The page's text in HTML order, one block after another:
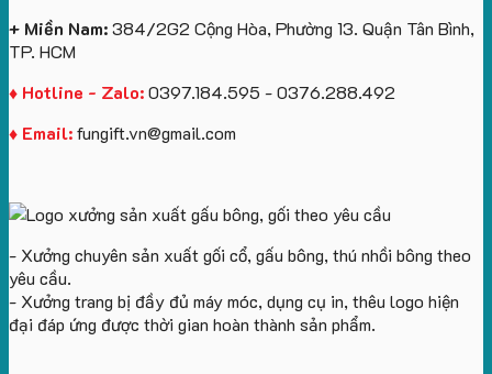
cầu
+ Miền Nam:384/2G2 Cộng Hòa, Phường 13. Quận Tân Bình,
TP. HCM
♦ Hotline - Zalo:0397.184.595 - 0376.288.492
♦ Email:fungift.vn@gmail.com
- Xưởng chuyên sản xuất gối cổ, gấu bông, thú nhồi bông theo
yêu cầu.
- Xưởng trang bị đầy đủ máy móc, dụng cụ in, thêu logo hiện
đại đáp ứng được thời gian hoàn thành sản phẩm.